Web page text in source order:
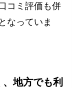
コミ評価も併
なっていま
地方でも利